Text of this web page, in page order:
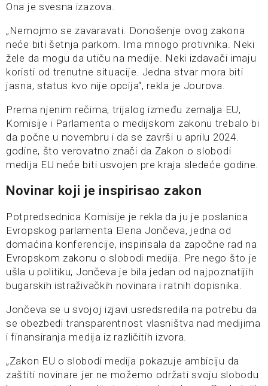
Ona je svesna izazova.
„Nemojmo se zavaravati. Donošenje ovog zakona
neće biti šetnja parkom. Ima mnogo protivnika. Neki
žele da mogu da utiču na medije. Neki izdavači imaju
koristi od trenutne situacije. Jedna stvar mora biti
jasna, status kvo nije opcija“, rekla je Jourova.
Prema njenim rečima, trijalog između zemalja EU,
Komisije i Parlamenta o medijskom zakonu trebalo bi
da počne u novembru i da se završi u aprilu 2024.
godine, što verovatno znači da Zakon o slobodi
medija EU neće biti usvojen pre kraja sledeće godine.
Novinar koji je inspirisao zakon
Potpredsednica Komisije je rekla da ju je poslanica
Evropskog parlamenta Elena Jončeva, jedna od
domaćina konferencije, inspirisala da započne rad na
Evropskom zakonu o slobodi medija. Pre nego što je
ušla u politiku, Jončeva je bila jedan od najpoznatijih
bugarskih istraživačkih novinara i ratnih dopisnika.
Jončeva se u svojoj izjavi usredsredila na potrebu da
se obezbedi transparentnost vlasništva nad medijima
i finansiranja medija iz različitih izvora.
„Zakon EU o slobodi medija pokazuje ambiciju da
zaštiti novinare jer ne možemo održati svoju slobodu